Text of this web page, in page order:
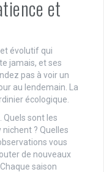
et
évolutif qui
jamais, et ses
pas à voir un
au lendemain. La
écologique.
Quels sont les
? Quelles
vous
de nouveaux
saison